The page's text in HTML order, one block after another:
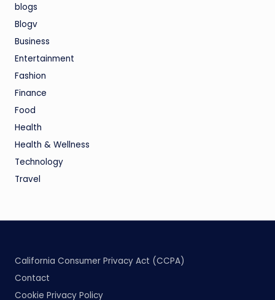
blogs
Blogv
Business
Entertainment
Fashion
Finance
Food
Health
Health & Wellness
Technology
Travel
California Consumer Privacy Act (CCPA)
Contact
Cookie Privacy Policy